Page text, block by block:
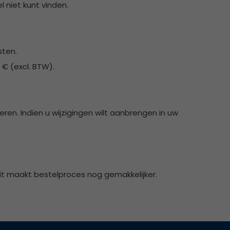
niet kunt vinden.
(excl. BTW).
Indien u wijzigingen wilt aanbrengen in uw
maakt bestelproces nog gemakkelijker.